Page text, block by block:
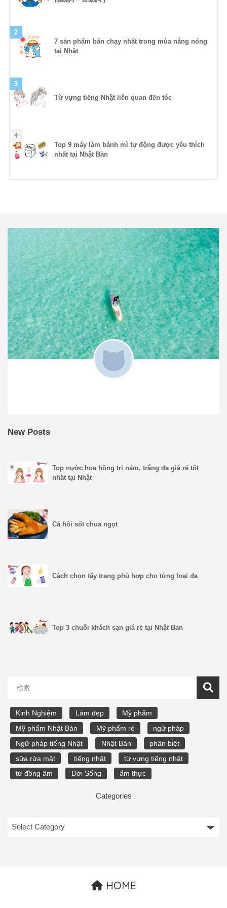
2
7 sản phẩm bán chạy nhất trong mùa nắng nóng
tại Nhật
3
Từ vựng tiếng Nhật liên quan đến tóc
4
Top 9 máy làm bánh mì tự động được yêu thích
nhất tại Nhật Bản
New Posts
Top nước hoa hồng trị nám, trắng da giá rẻ tốt
nhất tại Nhật
Cá hồi sốt chua ngọt
Cách chọn tẩy trang phù hợp cho từng loại da
Top 3 chuỗi khách sạn giá rẻ tại Nhật Bản
Kinh Nghiệm Làm đẹp
Mỹ phẩm
Mỹ phẩm Nhật Bản
Mỹ phẩm rẻ
ngữ pháp
Ngữ pháp tiếng Nhật
Nhật Bản
phân biệt
sữa rửa mặt
tiếng nhật
từ vựng tiếng nhật
từ đồng âm
Đời Sống ẩm thực
Categories
HOME